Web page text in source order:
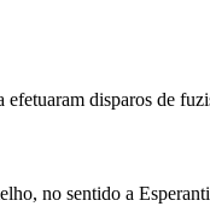
efetuaram disparos de
no sentido a